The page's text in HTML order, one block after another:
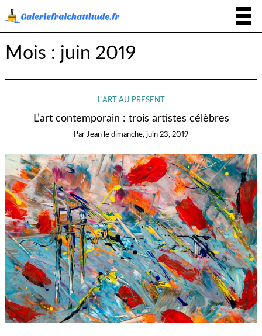
Mois : juin 2019
L'ART AU PRÉSENT
L’art contemporain : trois artistes célèbres
Par Jean le dimanche, juin 23, 2019